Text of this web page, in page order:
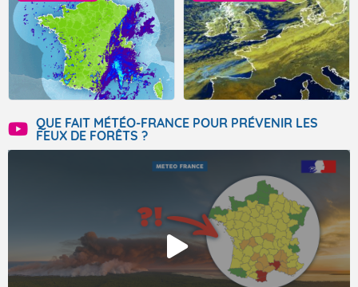
QUE FAIT MÉTÉO-FRANCE POUR PRÉVENIR LES
FEUX DE FORÊTS ?